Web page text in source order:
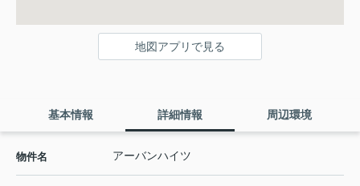
地図アプリで見る
基本情報 詳細情報 周辺環境
物件名 アーバンハイツ